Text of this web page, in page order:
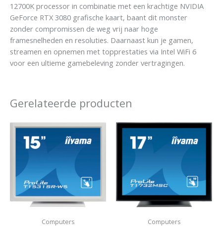
12700K processor in combinatie met een krachtige NVIDIA
GeForce RTX 3080 grafische kaart, baant dit monster
zonder compromissen de weg vrij naar hoge
framesnelheden en resoluties. Daarnaast kun je gamen,
streamen en opnemen met topprestaties via Intel WiFi 6
voor een ultieme gamebeleving zonder vertragingen.
Gerelateerde producten
Computers Computers